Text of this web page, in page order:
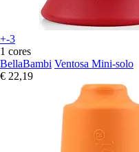
+-3
1 cores
BellaBambi Ventosa Mini-solo
€ 22,19